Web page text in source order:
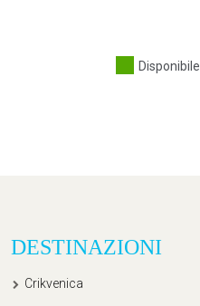
Disponibile
DESTINAZIONI
Crikvenica